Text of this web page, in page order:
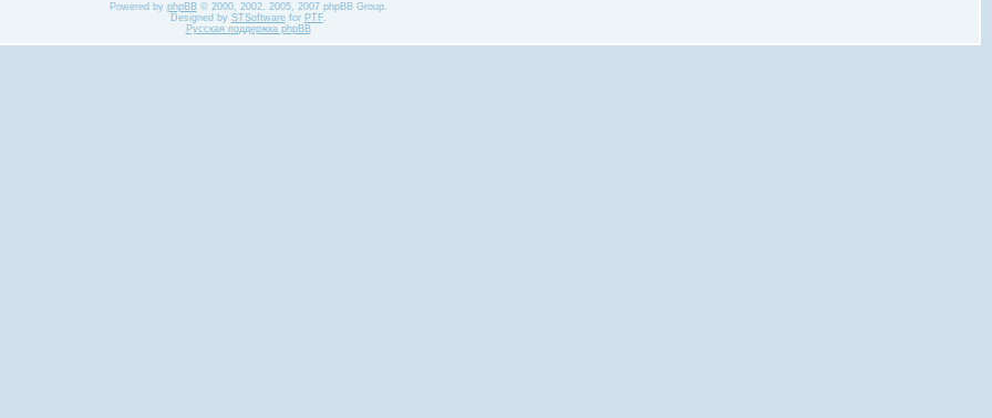
Powered by phpBB© 2000, 2002, 2005, 2007 phpBB Group.
Designed by STSoftwarefor PTF.
Русская поддержка phpBB